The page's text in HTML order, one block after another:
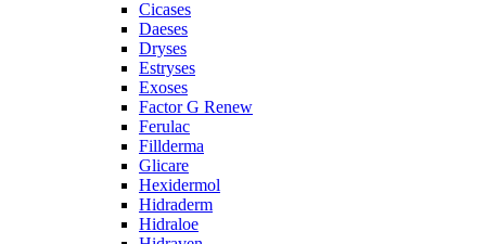
Cicases
Daeses
Dryses
Estryses
Exoses
Factor G Renew
Ferulac
Fillderma
Glicare
Hexidermol
Hidraderm
Hidraloe